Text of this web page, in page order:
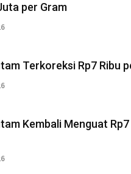
per Gram
Terkoreksi Rp7 Ribu
Kembali Menguat Rp7